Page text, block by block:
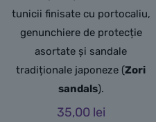
tunicii finisate cu portocaliu,
genunchiere de protecție
asortate și sandale
tradiționale japoneze (Zori
sandals).
35,00 lei